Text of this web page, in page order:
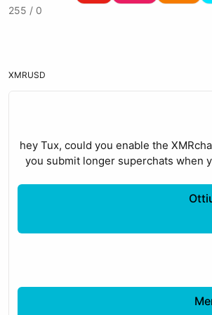
0 / 255
USD
XMR
hey Tux, could you enable the
you submit longer superchats when